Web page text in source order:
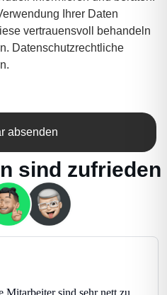
Ihrer Daten
vertrauensvoll behandeln
Datenschutzrechtliche
.
absenden
sind zufrieden